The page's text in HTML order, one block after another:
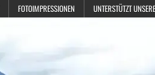
FOTOIMPRESSIONEN UNTERSTÜTZT